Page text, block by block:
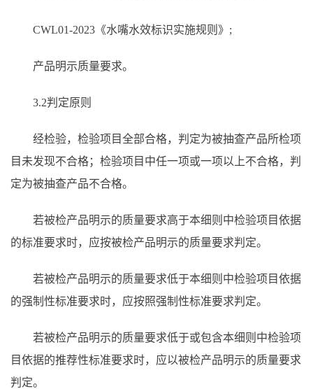
CWL01-2023《水嘴水效标识实施规则》;
产品明示质量要求。
3.2判定原则
经检验，检验项目全部合格，判定为被抽查产品所检项
目未发现不合格；检验项目中任一项或一项以上不合格，判
定为被抽查产品不合格。
若被检产品明示的质量要求高于本细则中检验项目依据
的标准要求时，应按被检产品明示的质量要求判定。
若被检产品明示的质量要求低于本细则中检验项目依据
的强制性标准要求时，应按照强制性标准要求判定。
若被检产品明示的质量要求低于或包含本细则中检验项
目依据的推荐性标准要求时，应以被检产品明示的质量要求
判定。